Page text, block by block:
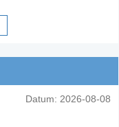
Datum: 2026-08-08